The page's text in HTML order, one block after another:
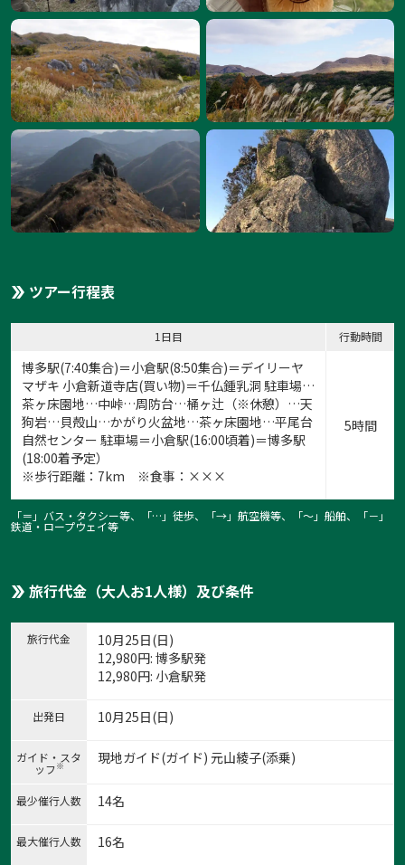
ツアー行程表
1日目 行動時間
博多駅(7:40集合)＝小倉駅(8:50集合)＝デイリーヤ
マザキ 小倉新道寺店(買い物)＝千仏鍾乳洞 駐車場…
茶ヶ床園地…中峠…周防台…桶ヶ辻（※休憩）…天
狗岩…貝殻山…かがり火盆地…茶ヶ床園地…平尾台
自然センター 駐車場＝小倉駅(16:00頃着)＝博多駅
(18:00着予定）
※歩行距離：7km ※食事：×××
5時間
「＝」バス・タクシー等、「…」徒歩、「→」航空機等、「〜」船舶、「－」
鉄道・ロープウェイ等
旅行代金（大人お1人様）及び条件
旅行代金
10月25日(日)
12,980円: 博多駅発
12,980円: 小倉駅発
出発日 10月25日(日)
ガイド・スタ
ッフ※ 現地ガイド(ガイド) 元山綾子(添乗)
最少催行人数 14名
最大催行人数 16名
1/8